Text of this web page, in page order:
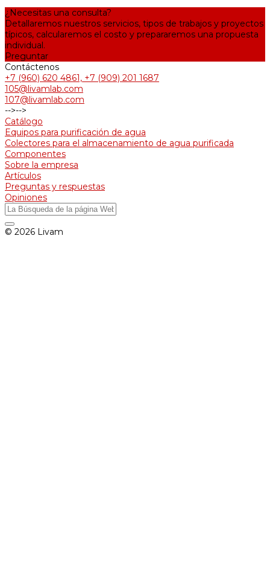
¿Necesitas una consulta?
Detallaremos nuestros servicios, tipos de trabajos y proyectos
típicos, calcularemos el costo y prepararemos una propuesta
individual.
Preguntar
Contáctenos
+7 (960) 620 4861, +7 (909) 201 1687
105@livamlab.com
107@livamlab.com
-->-->
Catálogo
Equipos para purificación de agua
Colectores para el almacenamiento de agua purificada
Componentes
Sobre la empresa
Artículos
Preguntas y respuestas
Opiniones
© 2026 Livam